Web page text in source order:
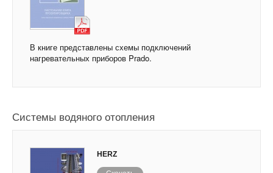
В книге представлены схемы подключений
нагревательных приборов Prado.
Системы водяного отопления
HERZ